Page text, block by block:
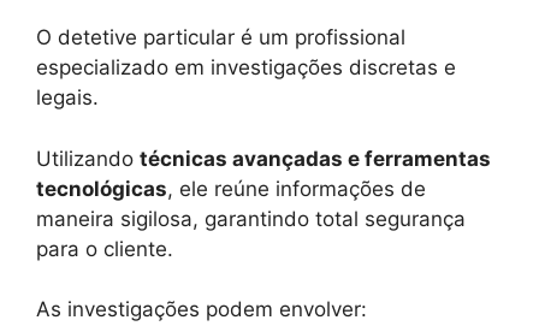
O detetive particular é um profissional
especializado em investigações discretas e
legais.
Utilizando técnicas avançadas e ferramentas
tecnológicas, ele reúne informações de
maneira sigilosa, garantindo total segurança
para o cliente.
As investigações podem envolver: